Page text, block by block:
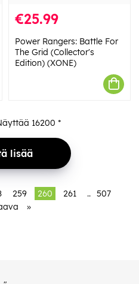
€25.99
Power Rangers: Battle For
The Grid (Collector's
Edition) (XONE)
16200 *
lisää
259 260 261 .. 507
»